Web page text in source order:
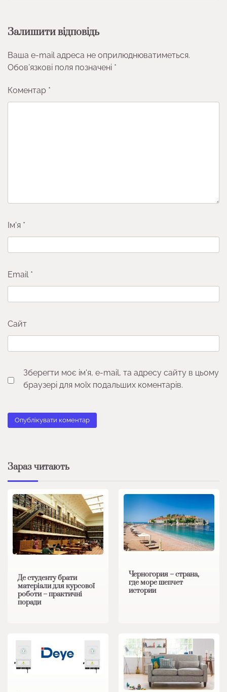
Залишити відповідь
Ваша e-mail адреса не оприлюднюватиметься.
Обов’язкові поля позначені *
Коментар *
Ім'я *
Email *
Сайт
Зберегти моє ім'я, e-mail, та адресу сайту в цьому
браузері для моїх подальших коментарів.
Зараз читають
Де студенту брати
матеріали для курсової
роботи – практичні
поради
Черногория – страна,
где море шепчет
истории